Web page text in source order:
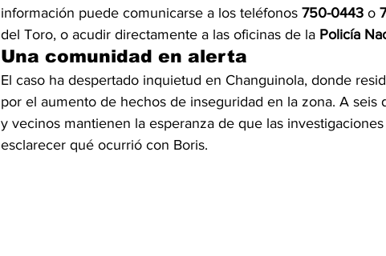
información puede comunicarse a los teléfonos 750-0443 o
del Toro, o acudir directamente a las oficinas de la Policía
Una comunidad en alerta
El caso ha despertado inquietud en Changuinola, donde
por el aumento de hechos de inseguridad en la zona. A seis
y vecinos mantienen la esperanza de que las
esclarecer qué ocurrió con Boris.